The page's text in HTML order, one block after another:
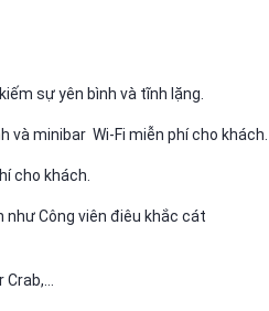
sự yên bình và tĩnh lặng.
và minibar Wi-Fi miễn phí cho khách.
cho khách.
Công viên điêu khắc cát
Crab,…